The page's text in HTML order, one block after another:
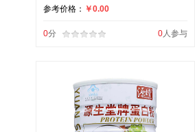
参考价格： ￥0.00
0人参与
0分